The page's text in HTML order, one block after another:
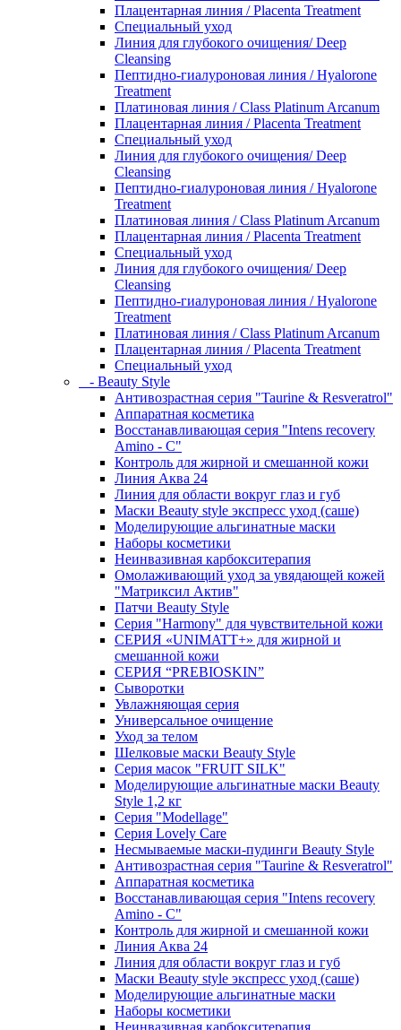
Плацентарная линия / Placenta Treatment
Специальный уход
Линия для глубокого очищения/ Deep
Cleansing
Пептидно-гиалуроновая линия / Hyalorone
Treatment
Платиновая линия / Class Platinum Arcanum
Плацентарная линия / Placenta Treatment
Специальный уход
Линия для глубокого очищения/ Deep
Cleansing
Пептидно-гиалуроновая линия / Hyalorone
Treatment
Платиновая линия / Class Platinum Arcanum
Плацентарная линия / Placenta Treatment
Специальный уход
Линия для глубокого очищения/ Deep
Cleansing
Пептидно-гиалуроновая линия / Hyalorone
Treatment
Платиновая линия / Class Platinum Arcanum
Плацентарная линия / Placenta Treatment
Специальный уход
- Beauty Style
Антивозрастная серия "Taurine & Resveratrol"
Аппаратная косметика
Восстанавливающая серия "Intens recovery
Amino - C"
Контроль для жирной и смешанной кожи
Линия Аква 24
Линия для области вокруг глаз и губ
Маски Beauty style экспресс уход (саше)
Моделирующие альгинатные маски
Наборы косметики
Неинвазивная карбокситерапия
Омолаживающий уход за увядающей кожей
"Матриксил Актив"
Патчи Beauty Style
Серия "Harmony" для чувствительной кожи
СЕРИЯ «UNIMATT+» для жирной и
смешанной кожи
СЕРИЯ “PREBIOSKIN”
Сыворотки
Увлажняющая серия
Универсальное очищение
Уход за телом
Шелковые маски Beauty Style
Серия масок "FRUIT SILK"
Моделирующие альгинатные маски Beauty
Style 1,2 кг
Серия "Modellage"
Cерия Lovely Care
Несмываемые маски-пудинги Beauty Style
Антивозрастная серия "Taurine & Resveratrol"
Аппаратная косметика
Восстанавливающая серия "Intens recovery
Amino - C"
Контроль для жирной и смешанной кожи
Линия Аква 24
Линия для области вокруг глаз и губ
Маски Beauty style экспресс уход (саше)
Моделирующие альгинатные маски
Наборы косметики
Неинвазивная карбокситерапия